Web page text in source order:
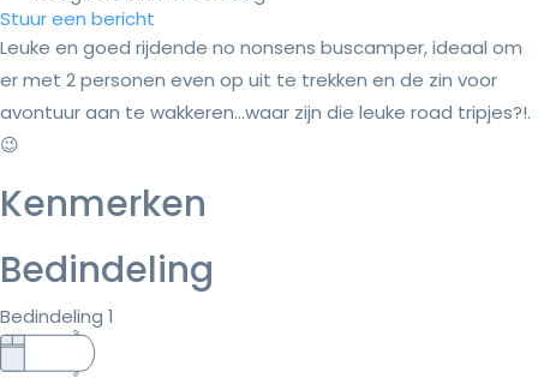
Stuur een bericht
Leuke en goed rijdende no nonsens buscamper, ideaal om
er met 2 personen even op uit te trekken en de zin voor
avontuur aan te wakkeren...waar zijn die leuke road tripjes?!.
😉
Kenmerken
Bedindeling
Bedindeling 1